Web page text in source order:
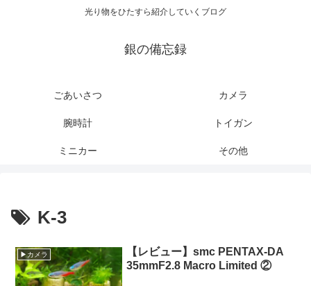
光り物をひたすら紹介していくブログ
銀の備忘録
ごあいさつ カメラ
腕時計 トイガン
ミニカー その他
K-3
▶カメラ
【レビュー】smc PENTAX-DA
35mmF2.8 Macro Limited ②